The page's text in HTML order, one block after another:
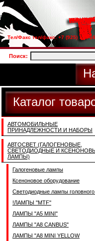
Тел/Факс тел/факс: +7 (925) 733-
Поиск:
Каталог
АВТОМОБИЛЬНЫЕ
ПРИНАДЛЕЖНОСТИ И НАБОРЫ
АВТОСВЕТ (ГАЛОГЕНОВЫЕ,
СВЕТОДИОДНЫЕ И
ЛАМПЫ)
Галогеновые лампы
Ксеноновое оборудование
Светодиодные лампы головного
!ЛАМПЫ ''MTF''
ЛАМПЫ "A5 MINI"
ЛАМПЫ "A8 CANBUS"
ЛАМПЫ "A8 MINI YELLOW